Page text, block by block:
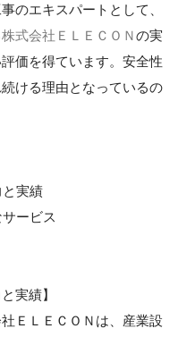
のエキスパートとして、
株式会社ＥＬＥＣＯＮの実
価を得ています。安全性
ける理由となっているの
実績
ービス
実績】
ＥＬＥＣＯＮは、産業設